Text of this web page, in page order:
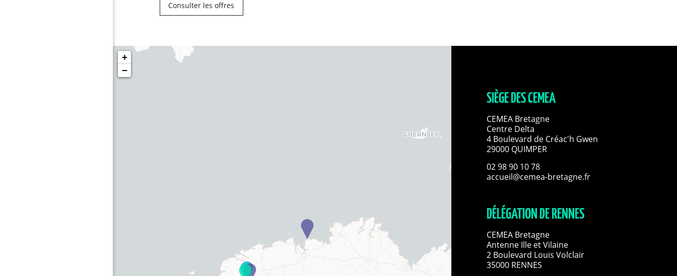
Consulter les offres
+
−
SIÈGE DES CEMEA
CEMEA Bretagne
Centre Delta
4 Boulevard de Créac'h Gwen
29000 QUIMPER
02 98 90 10 78
accueil@cemea-bretagne.fr
DÉLÉGATION DE RENNES
CEMEA Bretagne
Antenne Ille et Vilaine
2 Boulevard Louis Volclair
35000 RENNES